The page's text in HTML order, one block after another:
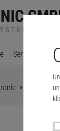
Server &
Notebook